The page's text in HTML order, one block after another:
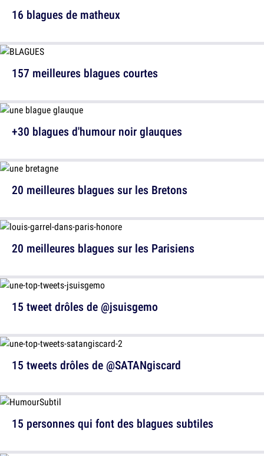
16 blagues de matheux
+30 blagues d'humour noir glauques
20 meilleures blagues sur les Parisiens
15 personnes qui font des blagues subtiles
157 meilleures blagues courtes
20 meilleures blagues sur les Bretons
15 tweet drôles de @jsuisgemo
15 tweets drôles de @SATANgiscard